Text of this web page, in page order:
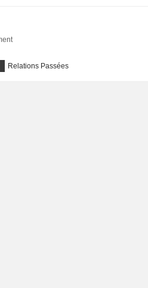
Relations Passées